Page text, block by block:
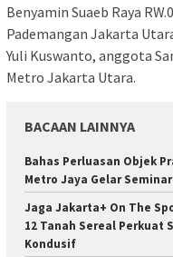
Benyamin Suaeb Raya
Pademangan Jakarta
Yuli Kuswanto, anggota
Metro Jakarta Utara.
BACAAN LAINNYA
Bahas Perluasan Objek
Metro Jaya Gelar
Jaga Jakarta+ On The
12 Tanah Sereal Perkuat
Kondusif